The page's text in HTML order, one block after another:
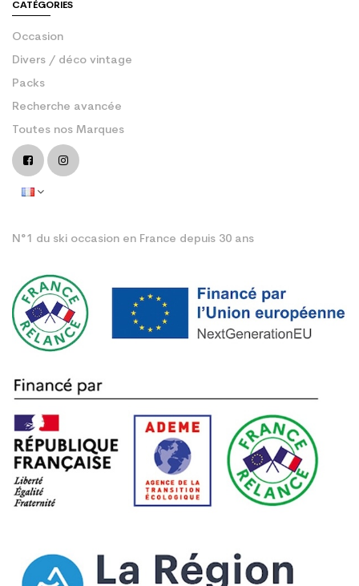
CATÉGORIES
Occasion
Divers / déco vintage
Packs
Recherche avancée
Toutes nos Marques
N°1 du ski occasion en France depuis 30 ans